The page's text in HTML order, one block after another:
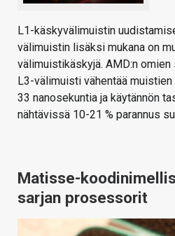
L1-käskyvälimuistin
välimuistin lisäksi mukana on
välimuistikäskyjä. AMD:n omien
L3-välimuisti vähentää
33 nanosekuntia ja käytännön
nähtävissä 10-21 % parannus
Matisse-
sarjan prosessorit